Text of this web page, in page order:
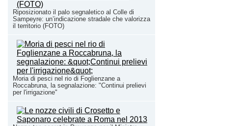
Riposizionato il palo segnaletico al Colle di
Sampeyre: un’indicazione stradale che valorizza
il territorio (FOTO)
Moria di pesci nel rio di Foglienzane a
Roccabruna, la segnalazione: "Continui prelievi
per l'irrigazione"